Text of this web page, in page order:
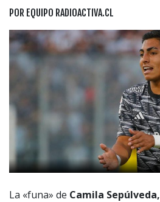
POR EQUIPO RADIOACTIVA.CL
La «funa» de Camila Sepúlveda,